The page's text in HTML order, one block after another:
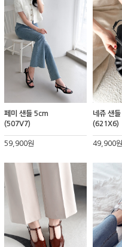
페미 샌들 5cm
(507V7)
59,900원
네쥬 샌
(621X6)
49,900원